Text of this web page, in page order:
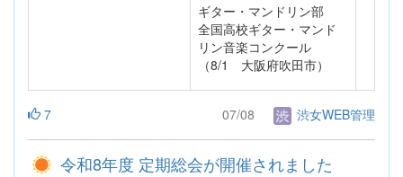
ギター・マンドリン部
全国高校ギター・マンド
リン音楽コンクール
（8/1 大阪府吹田市）
7 07/08 渋女WEB管理
令和8年度 定期総会が開催されました